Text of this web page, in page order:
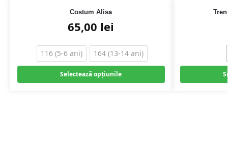
Costum Alisa
65,00 lei
116 (5-6 ani) 164 (13-14 ani)
Selectează opțiunile